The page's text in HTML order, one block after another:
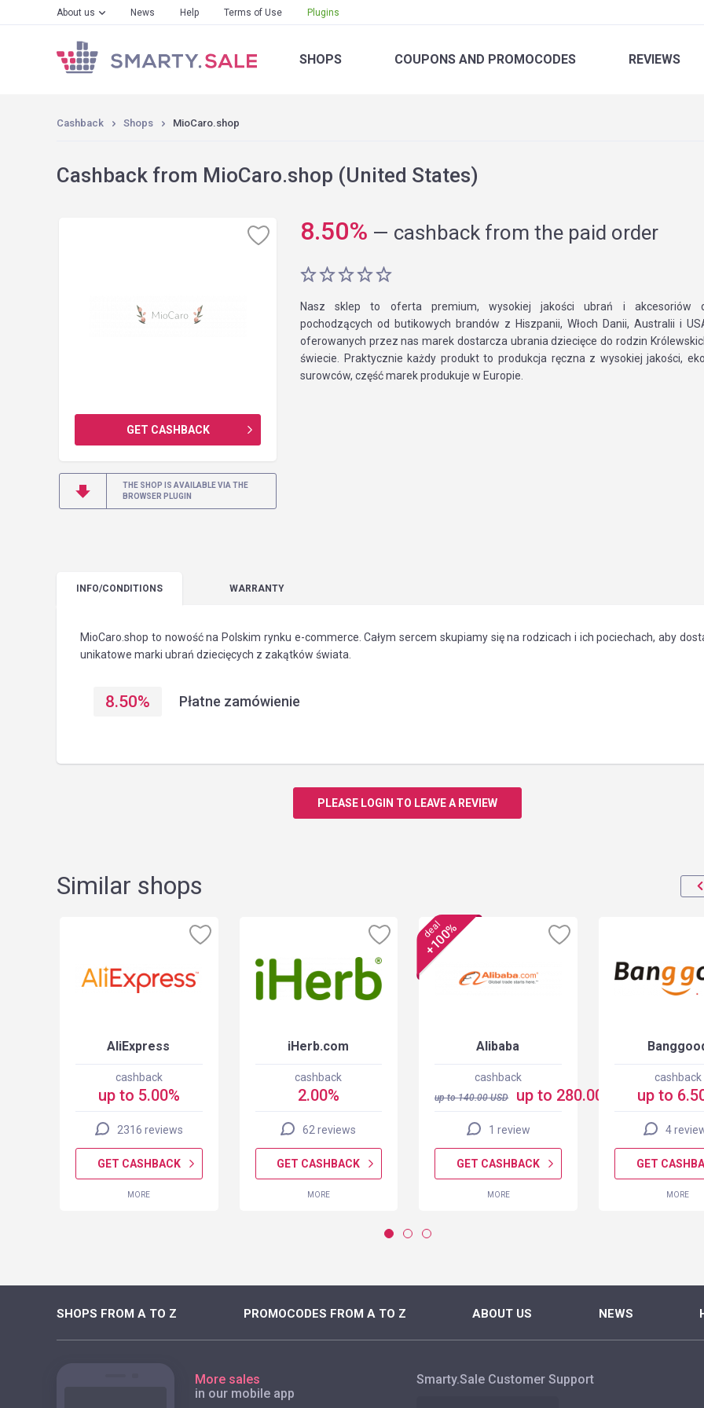
About us News Help Terms of Use Plugins
SHOPS COUPONS AND PROMOCODES REVIEWS
Cashback Shops MioCaro.shop
Cashback from MioCaro.shop (United States)
GET CASHBACK
THE SHOP IS AVAILABLE VIA THE
BROWSER PLUGIN
8.50% — cashback from the paid order
Nasz sklep to oferta premium, wysokiej jakości ubrań i akcesoriów
pochodzących od butikowych brandów z Hiszpanii, Włoch Danii, Australii i
oferowanych przez nas marek dostarcza ubrania dziecięce do rodzin
świecie. Praktycznie każdy produkt to produkcja ręczna z wysokiej jakości,
surowców, część marek produkuje w Europie.
INFO/CONDITIONS WARRANTY
MioCaro.shop to nowość na Polskim rynku e-commerce. Całym sercem skupiamy się na rodzicach i ich pociechach, aby
unikatowe marki ubrań dziecięcych z zakątków świata.
8.50% Płatne zamówienie
PLEASE LOGIN TO LEAVE A REVIEW
Similar shops
AliExpress
cashback
up to 5.00%
2316 reviews
GET CASHBACK
MORE
iHerb.com
cashback
2.00%
62 reviews
GET CASHBACK
MORE
deal
+100%
Alibaba
cashback
up to140.00USD up to 280.00 USD
1 review
GET CASHBACK
MORE
cashback
up to
4
GET
MORE
SHOPS FROM A TO Z PROMOCODES FROM A TO Z ABOUT US NEWS
More sales
in our mobile app
Smarty.Sale Customer Support